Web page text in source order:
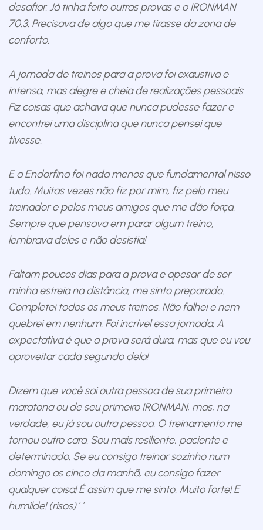
desafiar. Já tinha feito outras provas e o IRONMAN
70.3. Precisava de algo que me tirasse da zona de
conforto.
A jornada de treinos para a prova foi exaustiva e
intensa, mas alegre e cheia de realizações pessoais.
Fiz coisas que achava que nunca pudesse fazer e
encontrei uma disciplina que nunca pensei que
tivesse.
E a Endorfina foi nada menos que fundamental nisso
tudo. Muitas vezes não fiz por mim, fiz pelo meu
treinador e pelos meus amigos que me dão força.
Sempre que pensava em parar algum treino,
lembrava deles e não desistia!
Faltam poucos dias para a prova e apesar de ser
minha estreia na distância, me sinto preparado.
Completei todos os meus treinos. Não falhei e nem
quebrei em nenhum. Foi incrível essa jornada. A
expectativa é que a prova será dura, mas que eu vou
aproveitar cada segundo dela!
Dizem que você sai outra pessoa de sua primeira
maratona ou de seu primeiro IRONMAN, mas, na
verdade, eu já sou outra pessoa. O treinamento me
tornou outro cara. Sou mais resiliente, paciente e
determinado. Se eu consigo treinar sozinho num
domingo as cinco da manhã, eu consigo fazer
qualquer coisa! É assim que me sinto. Muito forte! E
humilde! (risos)´´